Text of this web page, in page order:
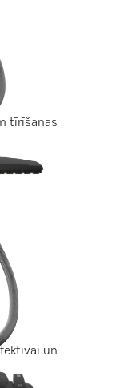
tīrīšanas
un